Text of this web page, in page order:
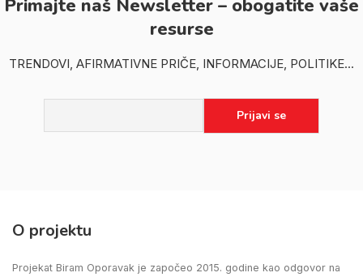
Primajte naš Newsletter – obogatite vaše
resurse
TRENDOVI, AFIRMATIVNE PRIČE, INFORMACIJE, POLITIKE...
O projektu
Projekat Biram Oporavak je započeo 2015. godine kao odgovor na